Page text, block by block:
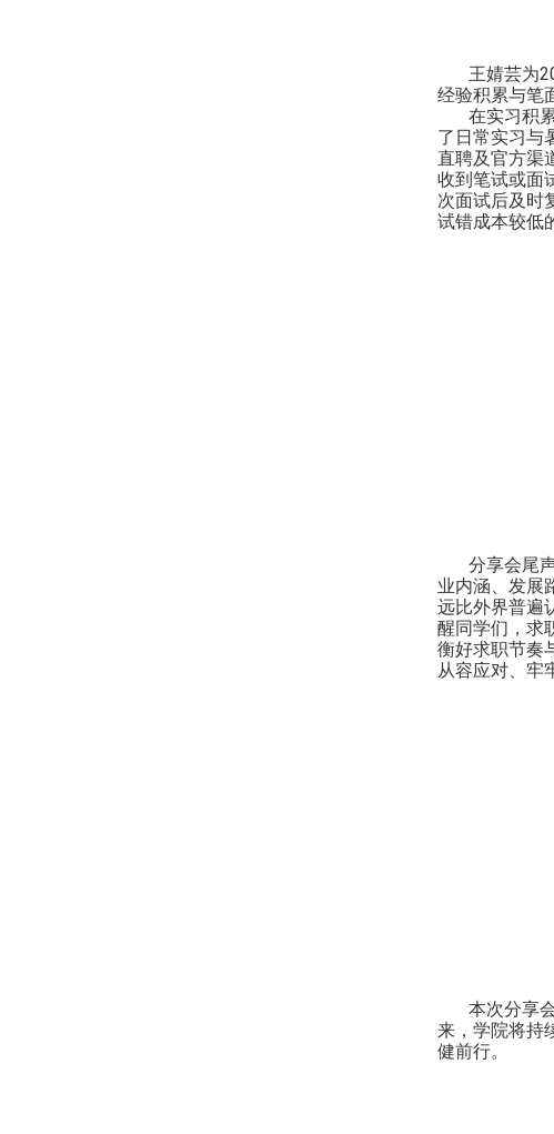
王婧芸为
经验积累与笔
在实习积
了日常实习与
直聘及官方渠
收到笔试或面
次面试后及时
试错成本较低
分享会尾
业内涵、发展
远比外界普遍
醒同学们，求
衡好求职节奏
从容应对、牢
本次分享
来，学院将持
健前行。